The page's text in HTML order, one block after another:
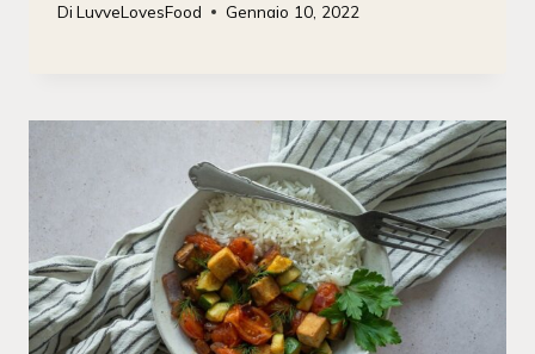
Di LuvveLovesFood Gennaio 10, 2022